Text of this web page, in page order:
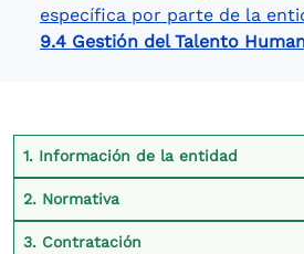
específica por parte de la
9.4 Gestión del Talento
Contexto Ley de
1. Información de la entidad
2. Normativa
3. Contratación